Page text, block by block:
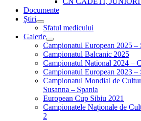
Documente
Știri
Sfatul medicului
Galerie
Campionatul European 2025 –
Campionatul Balcanic 2025
Campionatul National 2024 –
Campionatul European 2023 –
Campionatul Mondial de
Susanna – Spania
European Cup Sibiu 2021
Campionatele Naționale de
2